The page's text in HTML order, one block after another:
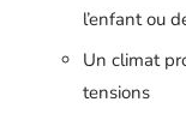
l’enfant ou
Un climat
tensions